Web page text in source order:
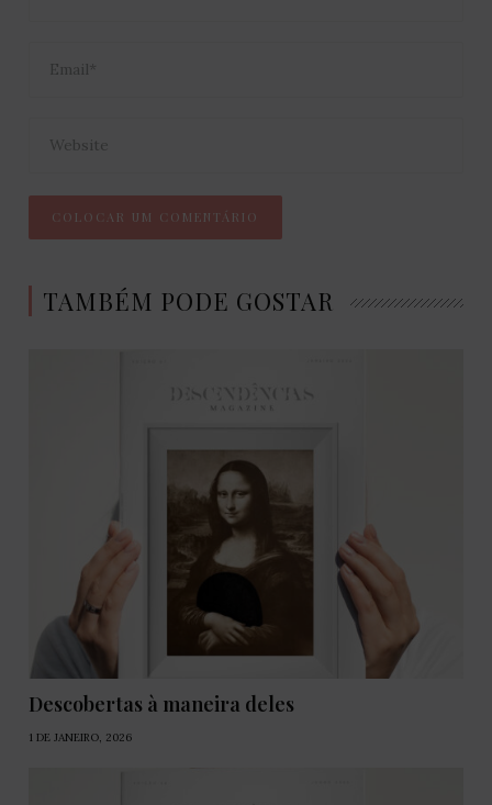
TAMBÉM PODE GOSTAR
Descobertas à maneira deles
1 DE JANEIRO, 2026